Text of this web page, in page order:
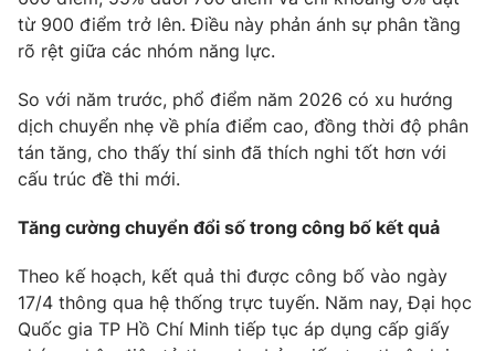
Ðiện thoại Thời báo VTV:
024.66 897 897
Email:
toasoan@vtv.vn
từ 900 điểm trở lên. Điều này phản ánh sự phân tầng
rõ rệt giữa các nhóm năng lực.
So với năm trước, phổ điểm năm 2026 có xu hướng
dịch chuyển nhẹ về phía điểm cao, đồng thời độ phân
tán tăng, cho thấy thí sinh đã thích nghi tốt hơn với
cấu trúc đề thi mới.
Tăng cường chuyển đổi số trong công bố kết quả
Theo kế hoạch, kết quả thi được công bố vào ngày
17/4 thông qua hệ thống trực tuyến. Năm nay, Đại học
Quốc gia TP Hồ Chí Minh tiếp tục áp dụng cấp giấy